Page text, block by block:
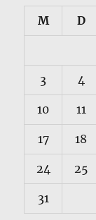
M D
3 4
10 11
17 18
24 25
31